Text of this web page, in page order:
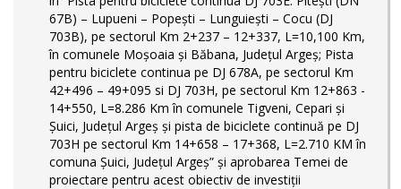
67B) – Lupueni – Popești – Lunguiești – Cocu (DJ
703B), pe sectorul Km 2+237 – 12+337, L=10,100 Km,
în comunele Moșoaia și Băbana, Județul Argeș; Pista
pentru biciclete continua pe DJ 678A, pe sectorul Km
42+496 – 49+095 si DJ 703H, pe sectorul Km 12+863 -
14+550, L=8.286 Km în comunele Tigveni, Cepari și
Șuici, Județul Argeș și pista de biciclete continuă pe DJ
703H pe sectorul Km 14+658 – 17+368, L=2.710 KM în
comuna Șuici, Județul Argeș” şi aprobarea Temei de
proiectare pentru acest obiectiv de investiţii